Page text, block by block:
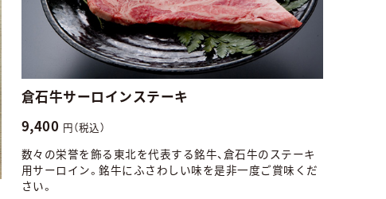
倉石牛サーロインステーキ
9,400 円（税込）
数々の栄誉を飾る東北を代表する銘牛、倉石牛のステーキ
用サーロイン。銘牛にふさわしい味を是非一度ご賞味くだ
さい。